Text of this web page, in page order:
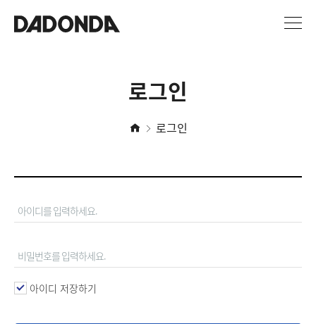
로그인
로그인
아이디 저장하기